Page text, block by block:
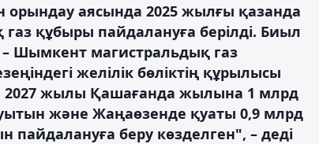
аясында 2025 жылғы қазанда
құбыры пайдалануға берілді. Биыл
Шымкент магистральдық газ
желілік бөліктің құрылысы
2027 жылы Қашағанда жылына 1 млрд
және Жаңаөзенде қуаты 0,9 млрд
беру көзделген", – деді